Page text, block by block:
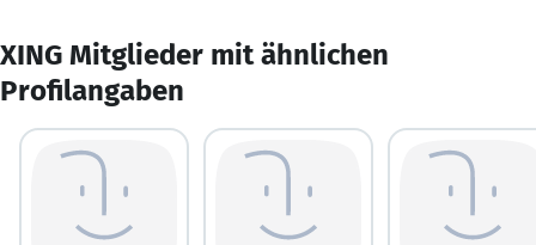
XING Mitglieder mit ähnlichen
Profilangaben